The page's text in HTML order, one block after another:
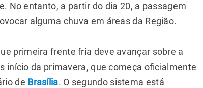
No entanto, a partir do dia 20, a passagem
alguma chuva em áreas da Região.
primeira frente fria deve avançar sobre a
início da primavera, que começa oficialmente
de Brasília. O segundo sistema está